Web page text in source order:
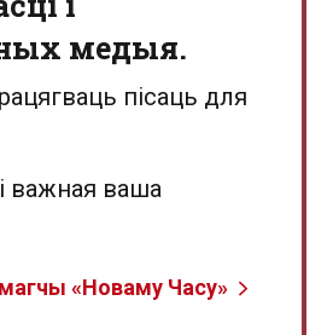
медыя.
пісаць для
важная ваша
«Новаму Часу»